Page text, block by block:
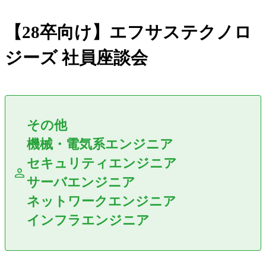
【28卒向け】エフサステクノロ
ジーズ 社員座談会
その他
機械・電気系エンジニア
セキュリティエンジニア
サーバエンジニア
ネットワークエンジニア
インフラエンジニア